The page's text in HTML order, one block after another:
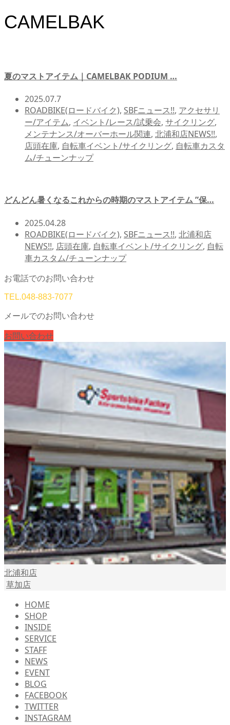
CAMELBAK
夏のマストアイテム｜CAMELBAK PODIUM …
2025.07.7
ROADBIKE(ロードバイク), SBFニュース!!, アクセサリ
ー/アイテム, イベント/レース/試乗会, サイクリング,
メンテナンス/オーバーホール関連, 北浦和店NEWS!!,
店頭在庫, 自転車イベント/サイクリング, 自転車カスタ
ム/チューンナップ
どんどん暑くなるこれからの時期のマストアイテム ”保…
2025.04.28
ROADBIKE(ロードバイク), SBFニュース!!, 北浦和店
NEWS!!, 店頭在庫, 自転車イベント/サイクリング, 自転
車カスタム/チューンナップ
お電話でのお問い合わせ
TEL.048-883-7077
メールでのお問い合わせ
お問い合わせ
北浦和店
草加店
HOME
SHOP
INSIDE
SERVICE
STAFF
NEWS
EVENT
BLOG
FACEBOOK
TWITTER
INSTAGRAM